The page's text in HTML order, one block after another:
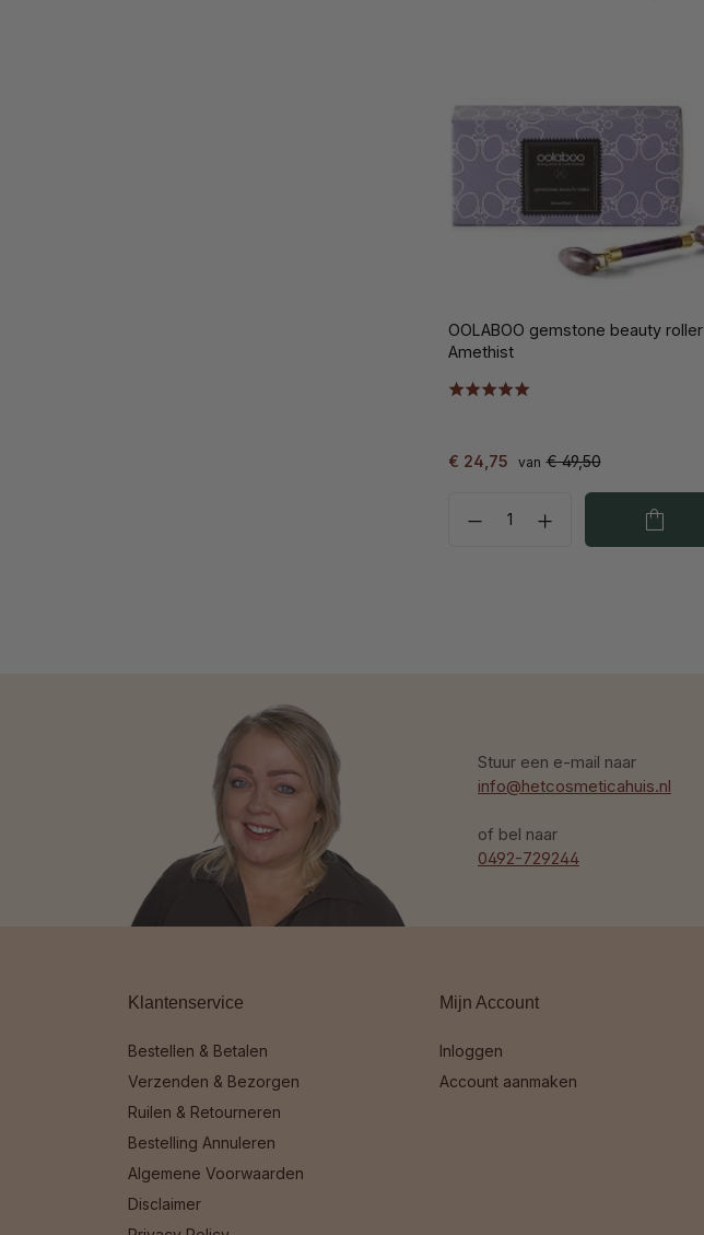
OOLABOO gemstone beauty roller
Amethist
€ 24,75 van € 49,50
Stuur een e-mail naar
info@hetcosmeticahuis.nl
of bel naar
0492-729244
Klantenservice
Bestellen & Betalen
Verzenden & Bezorgen
Ruilen & Retourneren
Bestelling Annuleren
Algemene Voorwaarden
Disclaimer
Mijn Account
Inloggen
Account aanmaken